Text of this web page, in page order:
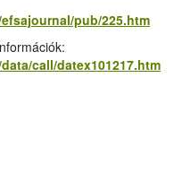
pub/225.htm
call/datex101217.htm